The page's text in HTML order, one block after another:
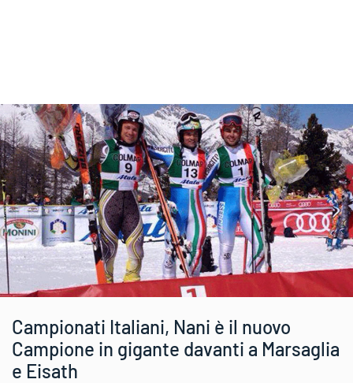
Campionati Italiani, Nani è il nuovo
Campione in gigante davanti a Marsaglia
e Eisath